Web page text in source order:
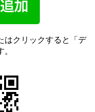
はクリックすると「デ